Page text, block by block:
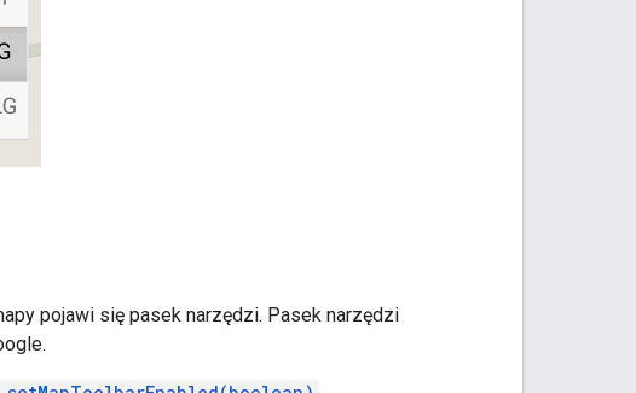
pojawi się pasek narzędzi. Pasek narzędzi